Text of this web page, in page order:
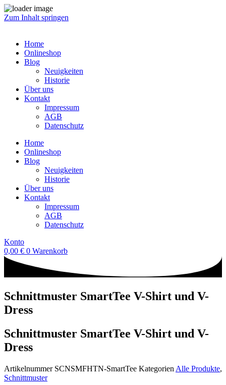
Zum Inhalt springen
Home
Onlineshop
Blog
Neuigkeiten
Historie
Über uns
Kontakt
Impressum
AGB
Datenschutz
Home
Onlineshop
Blog
Neuigkeiten
Historie
Über uns
Kontakt
Impressum
AGB
Datenschutz
Konto
0,00 € 0 Warenkorb
Schnittmuster SmartTee V-Shirt und V-
Dress
Schnittmuster SmartTee V-Shirt und V-
Dress
Artikelnummer SCNSMFHTN-SmartTee Kategorien Alle Produkte,
Schnittmuster